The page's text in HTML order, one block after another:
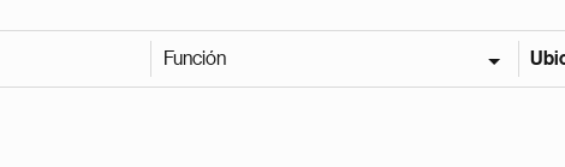
Función